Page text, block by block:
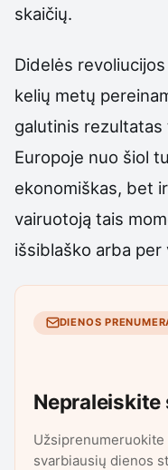
skaičių.
Didelės
kelių metų
galutinis
Europoje nuo šiol
ekonomiškas, bet
vairuotoją tais
išsiblaško arba per
DIENOS
Nepraleiskite
svarbiausių dienos